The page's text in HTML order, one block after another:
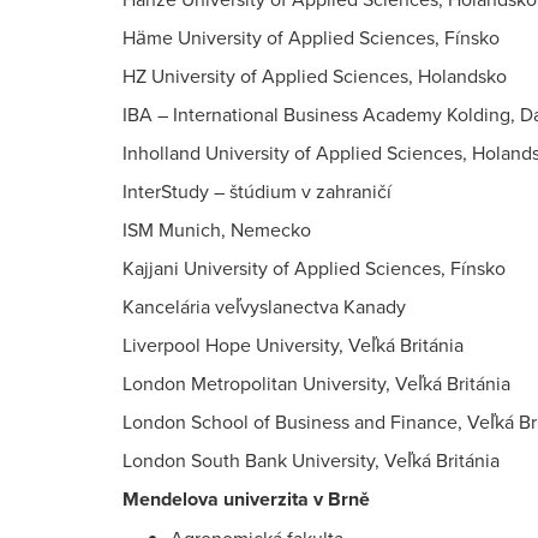
Häme University of Applied Sciences, Fínsko
HZ University of Applied Sciences, Holandsko
IBA – International Business Academy Kolding,
Inholland University of Applied Sciences,
InterStudy – štúdium v zahraničí
ISM Munich, Nemecko
Kajjani University of Applied Sciences, Fínsko
Kancelária veľvyslanectva Kanady
Liverpool Hope University, Veľká Británia
London Metropolitan University, Veľká Británia
London School of Business and Finance, Veľká
London South Bank University, Veľká Británia
Mendelova univerzita v Brně